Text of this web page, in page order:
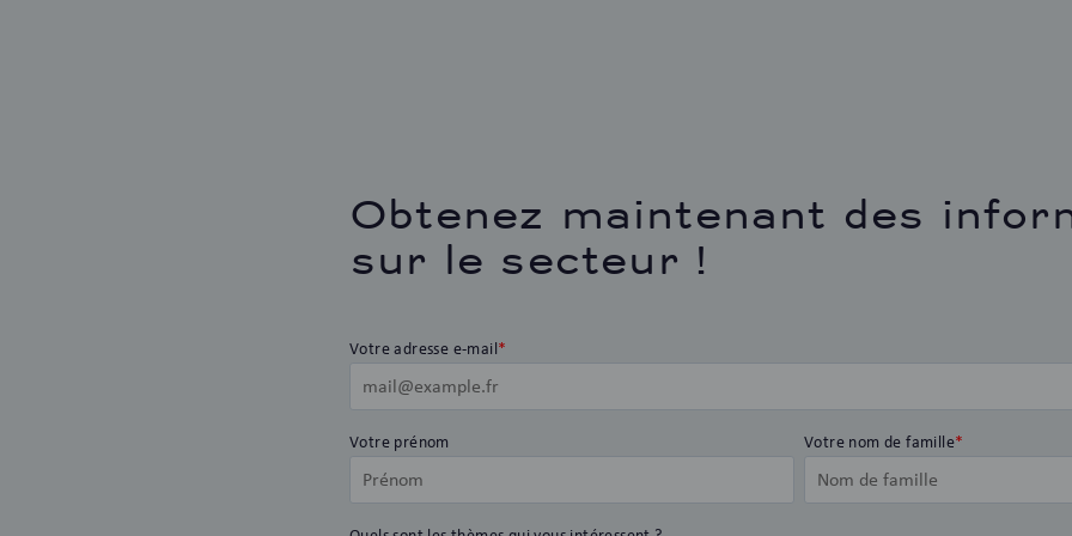
Obtenez maintenant des
sur le secteur !
Votre adresse e-mail*
Votre prénom Votre nom de famille*